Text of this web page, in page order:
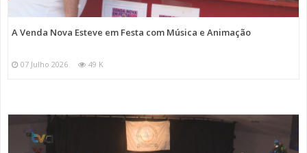
A Venda Nova Esteve em Festa com Música e Animação
07 Julho 2026 49 K